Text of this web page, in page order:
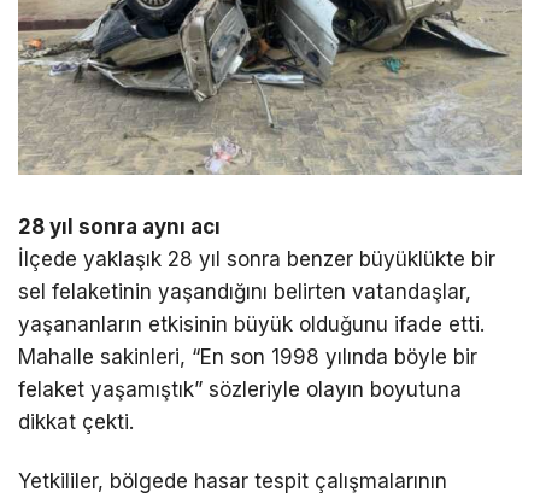
28 yıl sonra aynı acı
İlçede yaklaşık 28 yıl sonra benzer büyüklükte bir
sel felaketinin yaşandığını belirten vatandaşlar,
yaşananların etkisinin büyük olduğunu ifade etti.
Mahalle sakinleri, “En son 1998 yılında böyle bir
felaket yaşamıştık” sözleriyle olayın boyutuna
dikkat çekti.
Yetkililer, bölgede hasar tespit çalışmalarının